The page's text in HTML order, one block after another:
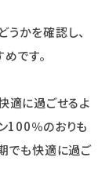
かを確認し、
です。
適に過ごせるよ
100％のおりも
でも快適に過ご